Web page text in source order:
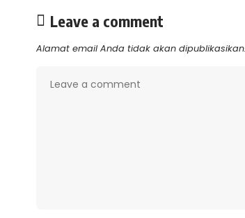
Leave a comment
Alamat email Anda tidak akan dipublikasikan.